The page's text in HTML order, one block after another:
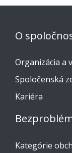
O
Organizácia a
Spoločenská
Kariéra
Kategórie